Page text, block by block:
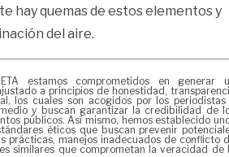
hay quemas de estos elementos y
del aire.
estamos comprometidos en generar
a principios de honestidad,
los cuales son acogidos por los periodistas
y buscan garantizar la credibilidad de
públicos. Así mismo, hemos establecido
éticos que buscan prevenir
prácticas, manejos inadecuados de conflicto
similares que comprometan la veracidad de